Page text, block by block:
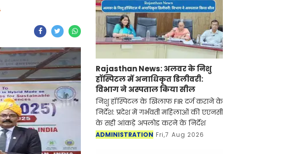
Rajasthan News: अलवर के निशु
हॉस्पिटल में अनाधिकृत डिलीवरी:
विभाग ने अस्पताल किया सील
निशु हॉस्पिटल के खिलाफ FIR दर्ज कराने के
निर्देश: प्रदेश में गर्भवती महिलाओं की एएनसी
के सही आंकड़े अपलोड करने के निर्देश
ADMINISTRATION Fri,7 Aug 2026